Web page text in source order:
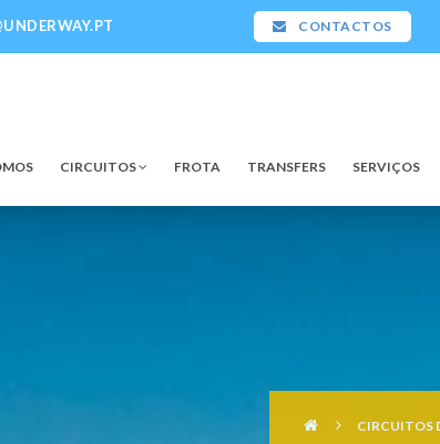
CONTACTOS
CIRCUITOS FROTA TRANSFERS SERVIÇOS
CIRCUITOS